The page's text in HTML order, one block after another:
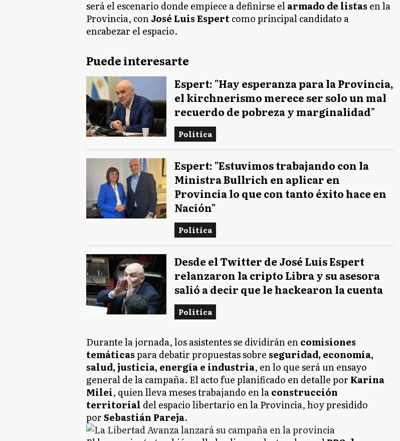
será el escenario donde empiece a definirse elarmado de listasen la
Provincia, conJosé Luis Espertcomo principal candidato a
encabezar el espacio.
Puede interesarte
Espert: "Hay esperanza para la Provincia,
el kirchnerismo merece ser solo un mal
recuerdo de pobreza y marginalidad"
Política
Espert: "Estuvimos trabajando con la
Ministra Bullrich en aplicar en
Provincia lo que con tanto éxito hace en
Nación"
Política
Desde el Twitter de José Luis Espert
relanzaron la cripto Libra y su asesora
salió a decir que le hackearon la cuenta
Política
Durante la jornada, los asistentes se dividirán encomisiones
temáticaspara debatir propuestas sobre seguridad, economía,
salud, justicia, energía e industria, en lo que será un ensayo
general de la campaña. El acto fue planificado en detalle por Karina
Milei, quien lleva meses trabajando en laconstrucción
territorial del espacio libertario en la Provincia, hoy presidido
porSebastián Pareja.